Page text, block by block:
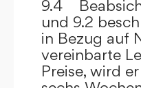
9.4
und 9.2
in Bezug auf
vereinbarte
Preise, wird